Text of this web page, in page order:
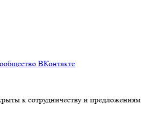
к сотрудничеству и предложениям